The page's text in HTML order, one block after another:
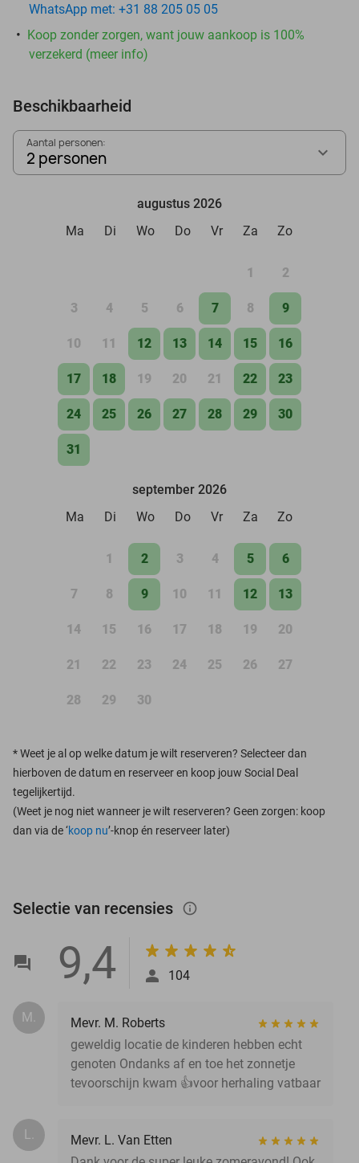
WhatsApp met: +31 88 205 05 05
Koop zonder zorgen, want jouw aankoop is 100%
verzekerd (meer info)
Beschikbaarheid
Aantal personen:
2 personen
augustus 2026
Ma
Di Wo Do Vr Za Zo
1 2
3 4 5 6 7 8 9
10 11 12 13 14 15 16
17 18 19 20 21 22 23
24 25 26 27 28 29 30
31
september 2026
Ma
Di Wo Do Vr Za Zo
1 2 3 4 5 6
7 8 9 10 11 12 13
14 15 16 17 18 19 20
21 22 23 24 25 26 27
28 29 30
*Weet je al op welke datum je wilt reserveren? Selecteer dan
hierboven de datum en reserveer en koop jouw Social Deal
tegelijkertijd.
(Weet je nog niet wanneer je wilt reserveren? Geen zorgen: koop
dan via de ‘koop nu’-knop én reserveer later)
Selectie van recensies info_outlined
9,4 104
M.
Mevr. M. Roberts
geweldig locatie de kinderen hebben echt
genoten Ondanks af en toe het zonnetje
tevoorschijn kwam 👍voor herhaling vatbaar
L.
Mevr. L. Van Etten